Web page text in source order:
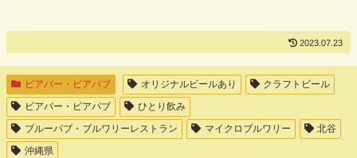
2023.07.23
ビアバー・ビアパブ オリジナルビールあり
クラフトビール
ビアバー・ビアパブ
ひとり飲み
ブルーパブ・ブルワリーレストラン
マイクロブルワリー
北谷
沖縄県